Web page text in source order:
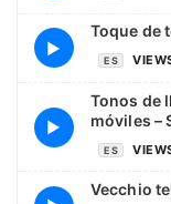
▶
Toque de
ES
▶
Tonos de
móviles –
ES
Vecchio